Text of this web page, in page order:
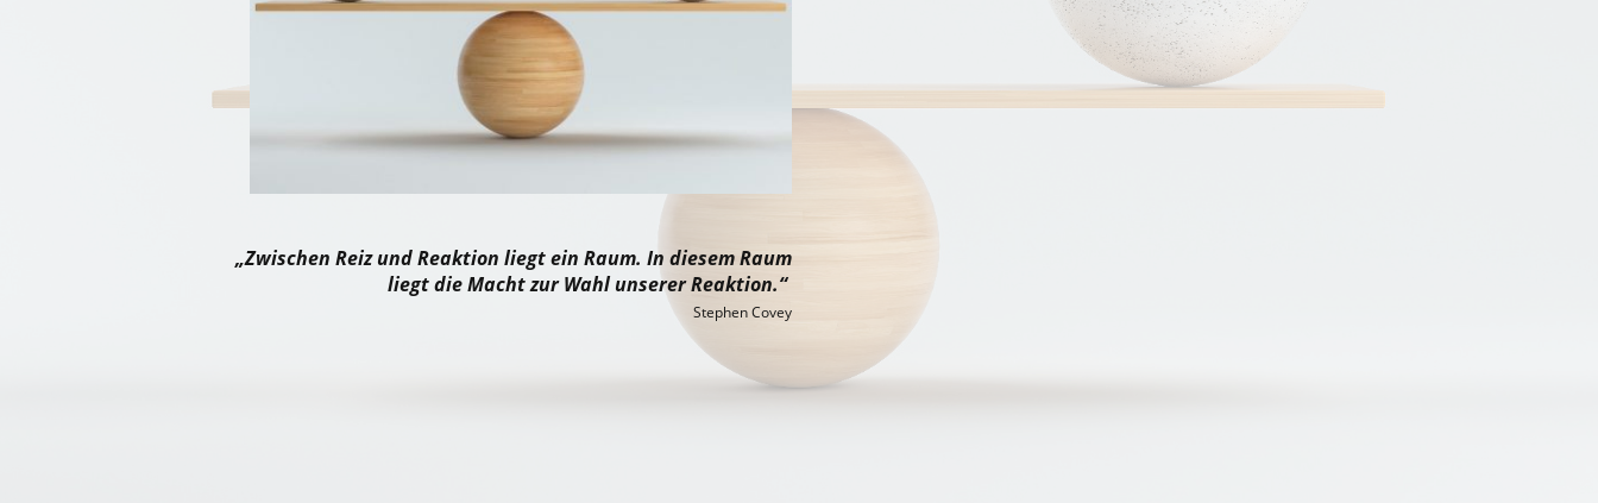
„Zwischen Reiz und Reaktion liegt ein Raum. In diesem Raum
liegt die Macht zur Wahl unserer Reaktion.“
Stephen Covey